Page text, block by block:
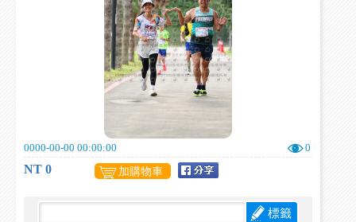
0000-00-00 00:00:00 0
NT 0 加購物車
標籤